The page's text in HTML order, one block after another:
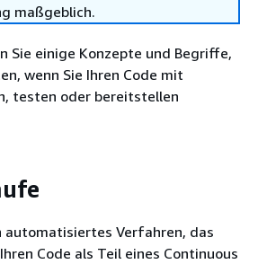
maßgeblich.
Sie einige Konzepte und Begriffe,
wenn Sie Ihren Code mit
testen oder bereitstellen
automatisiertes Verfahren, das
Code als Teil eines Continuous